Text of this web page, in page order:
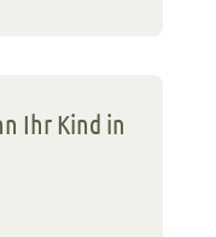
Ihr Kind in